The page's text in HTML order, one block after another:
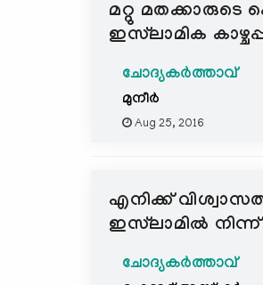
മറ്റു മതക്കാരുടെ
ഇസ്‍ലാമിക
ചോദ്യകർത്താവ്
മുനീര്‍
Aug 25, 2016
എനിക്ക്
ഇസ്‍ലാമില്‍
ചോദ്യകർത്താവ്